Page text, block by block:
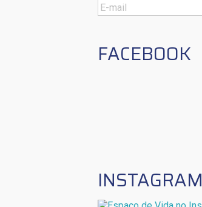
FACEBOOK
INSTAGRAM